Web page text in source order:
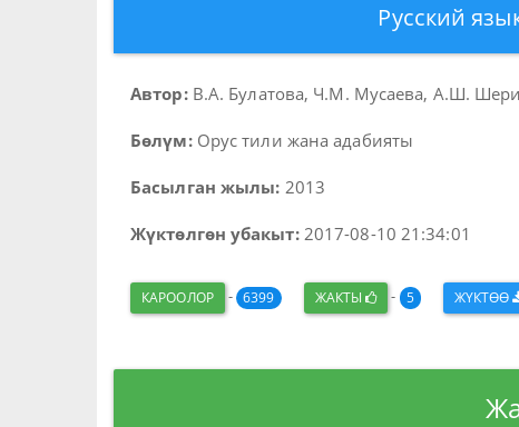
Русский
Автор:В.А. Булатова, Ч.М. Мусаева, А.Ш.
Бөлүм:Орус тили жана адабияты
Басылган жылы: 2013
Жүктөлгөн убакыт:2017-08-10 21:34:01
КАРООЛОР - 6399 ЖАКТЫ - 5 ЖҮКТӨӨ